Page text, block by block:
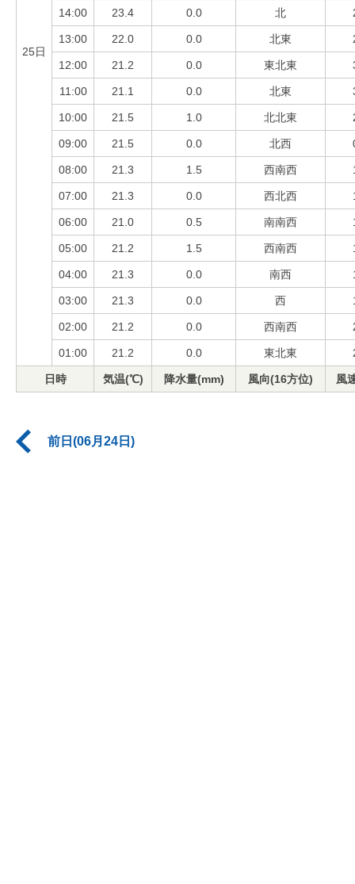
25日
14:00 23.4 0.0 北
13:00 22.0 0.0 北東
12:00 21.2 0.0 東北東
11:00 21.1 0.0 北東
10:00 21.5 1.0 北北東
09:00 21.5 0.0 北西
08:00 21.3 1.5 西南西
07:00 21.3 0.0 西北西
06:00 21.0 0.5 南南西
05:00 21.2 1.5 西南西
04:00 21.3 0.0 南西
03:00 21.3 0.0 西
02:00 21.2 0.0 西南西
01:00 21.2 0.0 東北東
日時 気温(℃) 降水量(mm) 風向(16方位) 風
前日(06月24日)